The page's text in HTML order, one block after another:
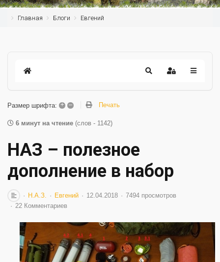
Главная Блоги Евгений
Размер шрифта: + – Печать
6 минут на чтение (слов - 1142)
НАЗ – полезное
дополнение в набор
Н.А.З. Евгений 12.04.2018
7494 просмотров
22 Комментариев